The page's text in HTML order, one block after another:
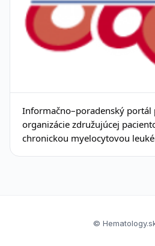
Informačno–poradenský portál
organizácie združujúcej
chronickou myelocytovou
©